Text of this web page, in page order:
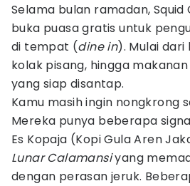
Selama bulan ramadan,
buka puasa gratis untuk
di tempat (dine in). Mulai dari
kolak pisang, hingga
yang siap disantap.
Kamu masih ingin nongkrong
Mereka punya beberapa
Es Kopaja (Kopi Gula Aren
Lunar Calamansiyang
dengan perasan jeruk.